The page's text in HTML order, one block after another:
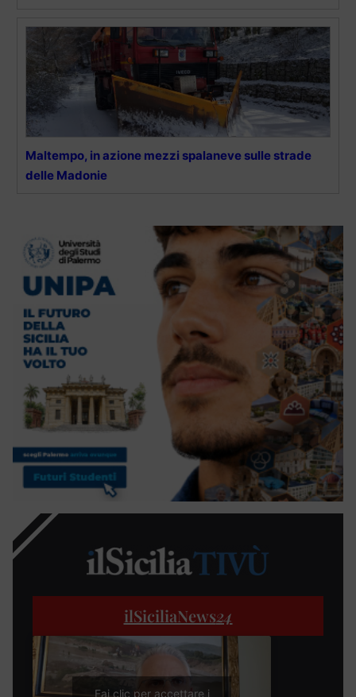
Maltempo, in azione mezzi spalaneve sulle strade
delle Madonie
ilSiciliaNews24
Fai clic per accettare i